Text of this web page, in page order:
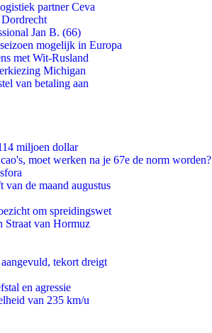
partner Ceva
Jan B. (66)
mogelijk in Europa
met Wit-Rusland
Michigan
van betaling aan
miljoen dollar
moet werken na je 67e de norm worden?
de maand augustus
om spreidingswet
Straat van Hormuz
tekort dreigt
en agressie
van 235 km/u